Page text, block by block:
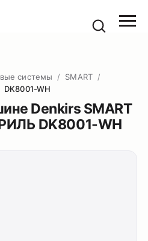
системы / SMART /
DK8001-WH
Denkirs SMART
DK8001-WH